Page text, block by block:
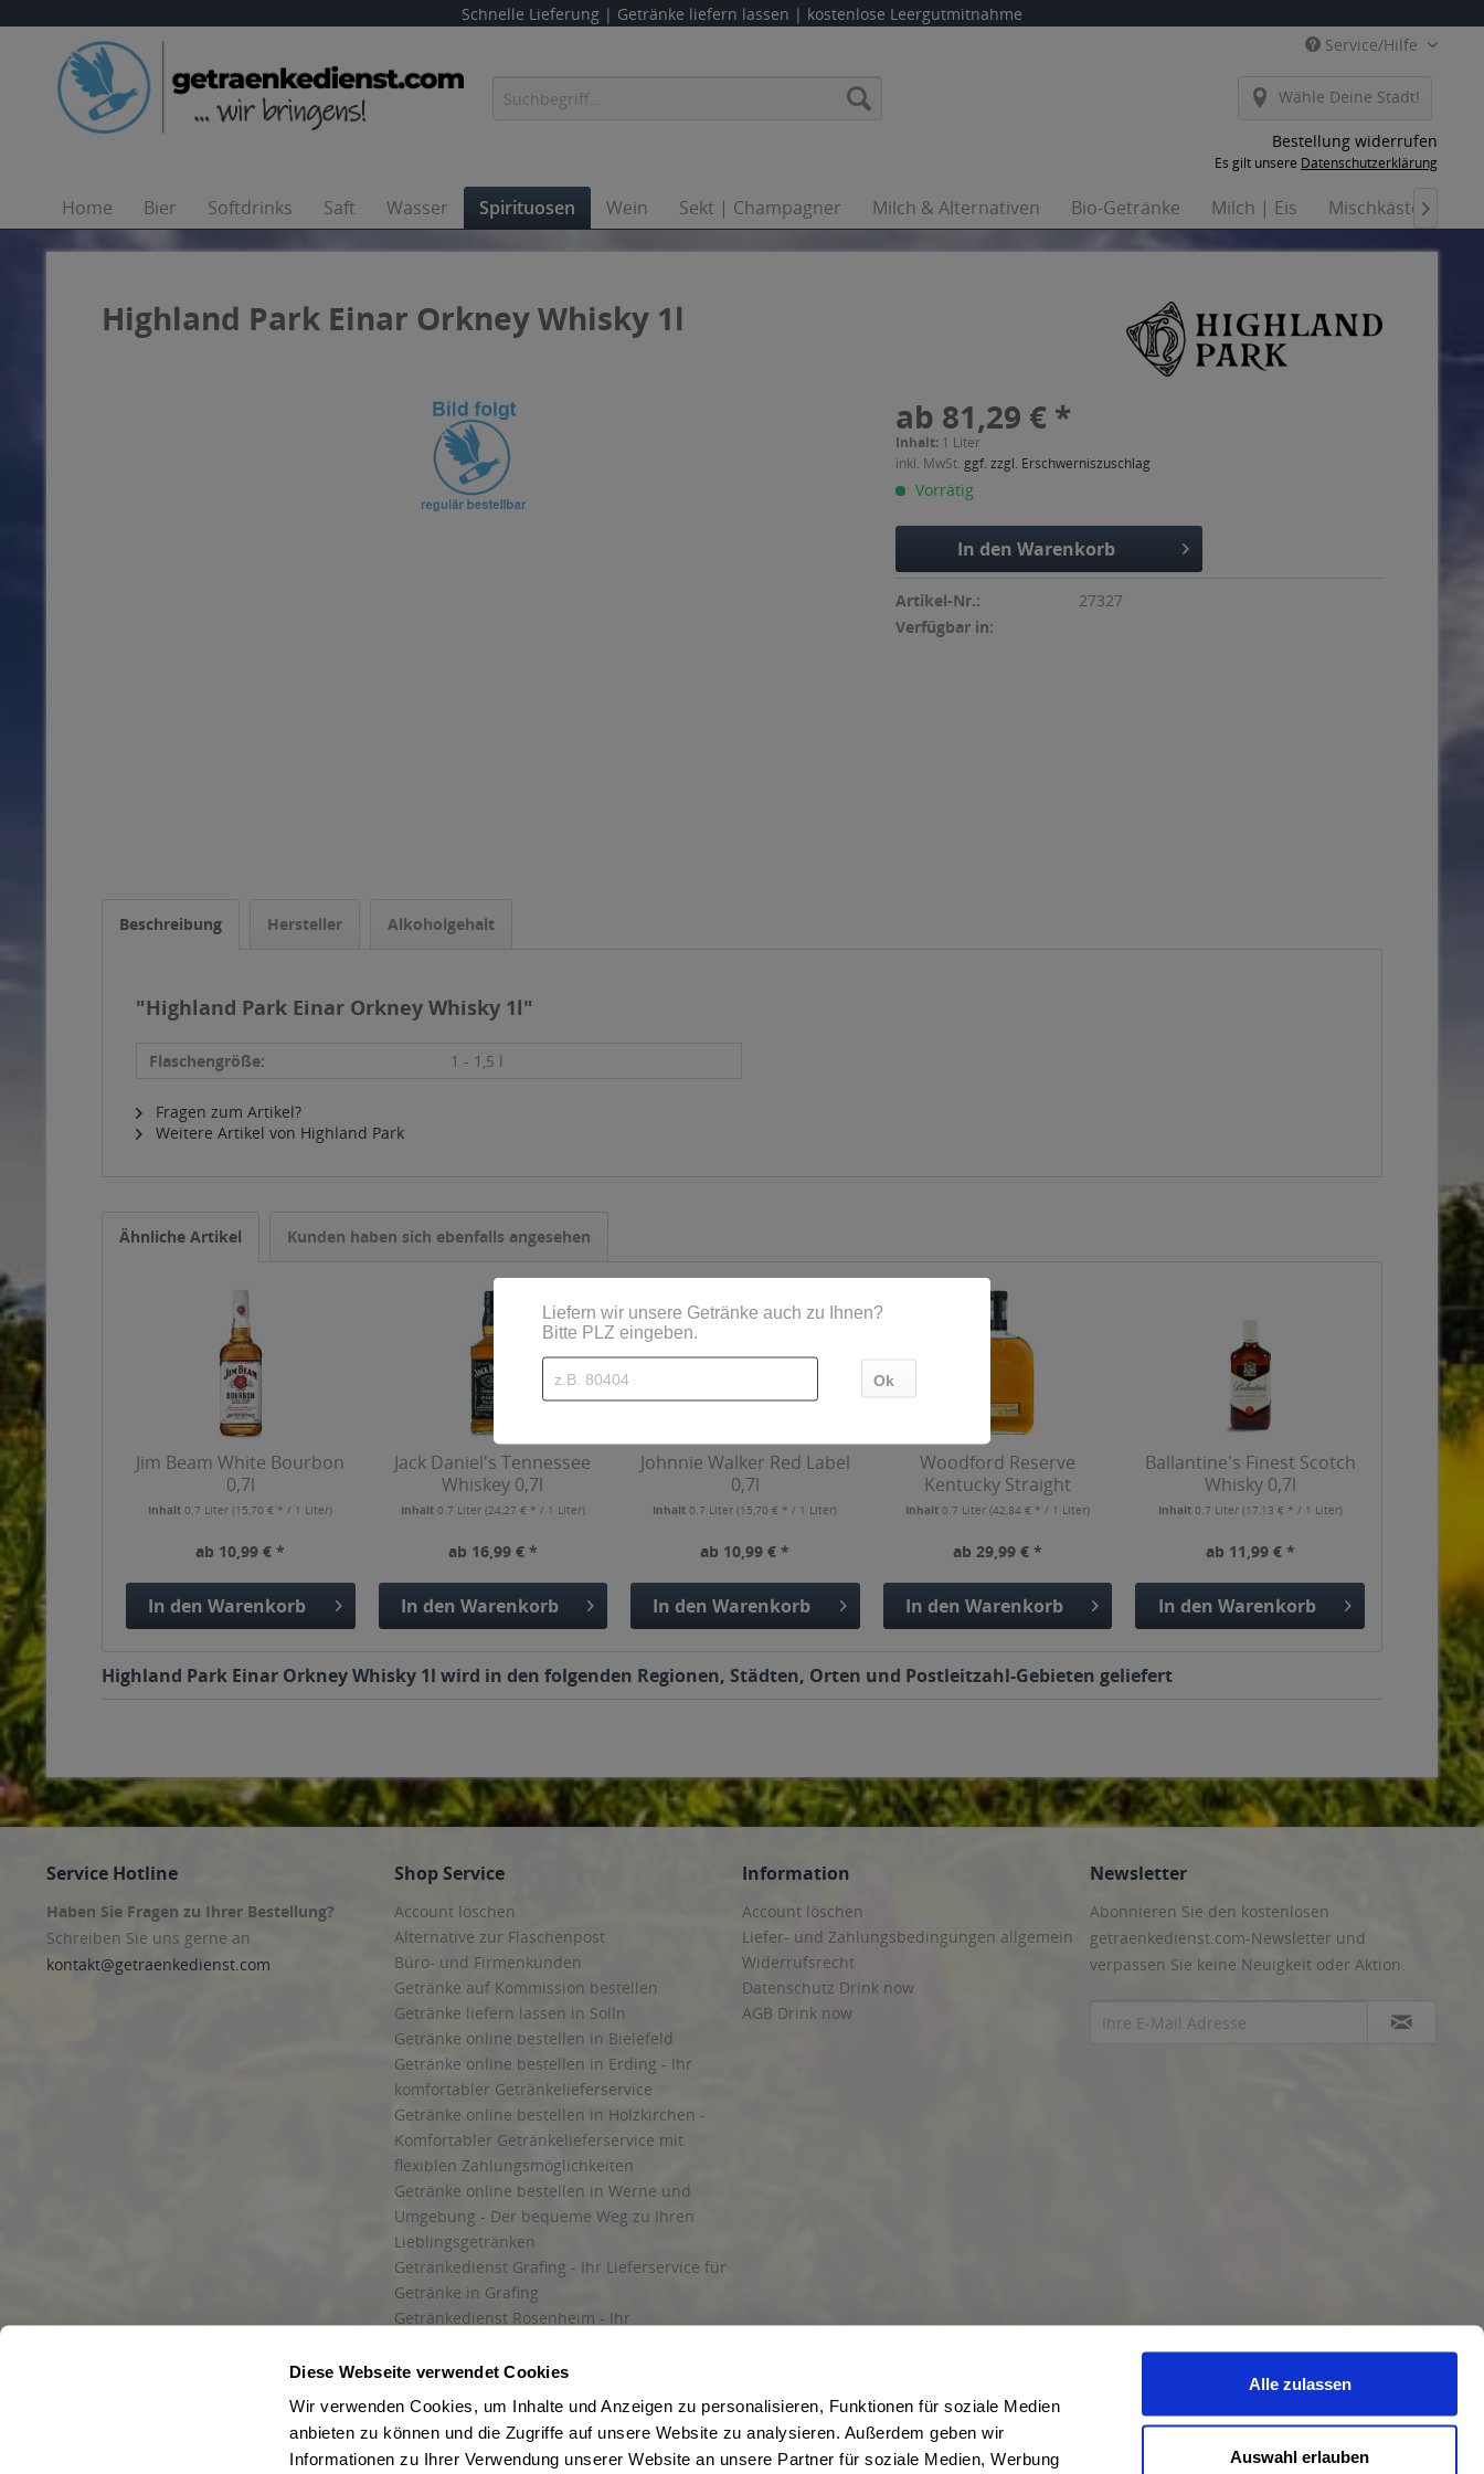
Diese Webseite verwendet Cookies
Wir verwenden Cookies, um Inhalte und Anzeigen zu personalisieren, Funktionen für soziale Medien
anbieten zu können und die Zugriffe auf unsere Website zu analysieren. Außerdem geben wir
Informationen zu Ihrer Verwendung unserer Website an unsere Partner für soziale Medien, Werbung
Alle zulassen
Auswahl erlauben
Schnelle Lieferung | Getränke liefern lassen | kostenlose Leergutmitnahme
Service/Hilfe
Wähle Deine Stadt!
Bestellung widerrufen
Es gilt unsere Datenschutzerklärung
Home Bier Softdrinks Saft Wasser Spirituosen Wein Sekt | Champagner Milch & Alternativen Bio-Getränke Milch | Eis Mischkästen

Highland Park Einar Orkney Whisky 1l
ab 81,29 € *
Inhalt: 1 Liter
inkl. MwSt. ggf. zzgl. Erschwerniszuschlag
Vorrätig
In den Warenkorb
Artikel-Nr.:
27327
Verfügbar in:
Beschreibung Hersteller Alkoholgehalt
"Highland Park Einar Orkney Whisky 1l"
Flaschengröße: 1 - 1,5 l
Fragen zum Artikel?
Weitere Artikel von Highland Park
Ähnliche Artikel Kunden haben sich ebenfalls angesehen
Jim Beam White Bourbon
0,7l
Inhalt0.7 Liter(15,70 € * / 1 Liter)
ab 10,99 € *
In den Warenkorb
Jack Daniel's Tennessee
Whiskey 0,7l
Inhalt 0.7 Liter (24,27 € * / 1 Liter)
ab 16,99 € *
In den Warenkorb
Johnnie Walker Red Label
0,7l
Inhalt0.7 Liter(15,70 € * / 1 Liter)
ab 10,99 € *
In den Warenkorb
Woodford Reserve
Kentucky Straight
Bourbon...
Inhalt0.7 Liter(42,84 € * / 1 Liter)
ab 29,99 € *
In den Warenkorb
Ballantine's Finest Scotch
Whisky 0,7l
Inhalt 0.7 Liter (17,13 € * / 1 Liter)
ab 11,99 € *
In den Warenkorb
Highland Park Einar Orkney Whisky 1l wird in den folgenden Regionen, Städten, Orten und Postleitzahl-Gebieten geliefert
Service Hotline
Haben Sie Fragen zu Ihrer Bestellung?
Schreiben Sie uns gerne an
kontakt@getraenkedienst.com
Shop Service
Account löschen
Alternative zur Flaschenpost
Büro- und Firmenkunden
Getränke auf Kommission bestellen
Getränke liefern lassen in Solln
Getränke online bestellen in Bielefeld
Getränke online bestellen in Erding - Ihr
komfortabler Getränkelieferservice
Getränke online bestellen in Holzkirchen -
Komfortabler Getränkelieferservice mit
flexiblen Zahlungsmöglichkeiten
Getränke online bestellen in Werne und
Umgebung - Der bequeme Weg zu Ihren
Lieblingsgetränken
Getränkedienst Grafing - Ihr Lieferservice für
Getränke in Grafing
Getränkedienst Rosenheim - Ihr
und Umgebung
Liefergebiet
Lieferservice für Getränke
Information
Account löschen
Liefer- und Zahlungsbedingungen allgemein
Widerrufsrecht
Datenschutz Drink now
AGB Drink now
Newsletter
Abonnieren Sie den kostenlosen
getraenkedienst.com-Newsletter und
verpassen Sie keine Neuigkeit oder Aktion.